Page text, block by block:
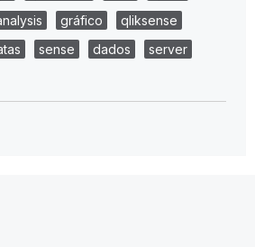
gráfico
qliksense
sense dados
server